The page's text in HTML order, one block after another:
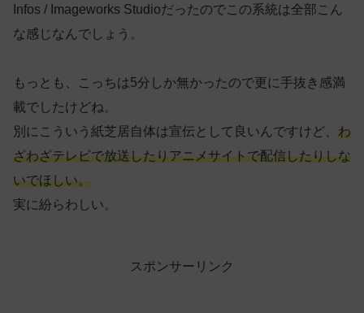
Infos / Imageworks Studioだったのでこの系統は全部こん
な感じなんでしょう。
もっとも、こっちは5分しか無かったので更に手抜き感満
載でしたけどね。
別にこういう紙芝居自体は宣伝として良いんですけど、 わ
ざわざテレビで放送したりアニメサイトで配信したりしな
いでほしい。
実に紛らわしい。
スポンサーリンク